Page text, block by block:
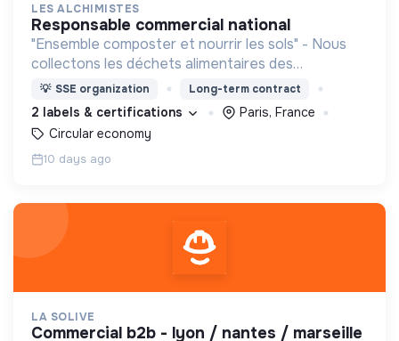
LES ALCHIMISTES
responsable commercial national
"Ensemble composter et nourrir les sols" - Nous
collectons les déchets alimentaires des
professionnels et des ménages et les valorisons
en compost
💡 SSE organization Long-term contract
2 labels & certifications
Paris, France
Circular economy
10 days ago
LA SOLIVE
commercial b2b - lyon / nantes / marseille